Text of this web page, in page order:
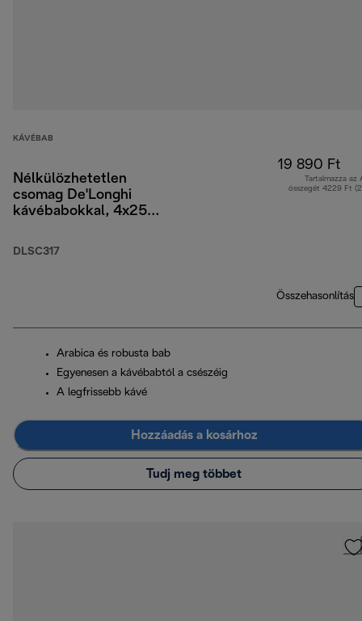
KÁVÉBAB
Nélkülözhetetlen
csomag De'Longhi
kávébabokkal, 4x250
és vízszűrő
DLSC317
19 890 Ft
Tartalmazza az
összegét 4229 Ft
Összehasonlítás
Arabica és robusta bab
Egyenesen a kávébabtól a csészéig
A legfrissebb kávé
Hozzáadás a kosárhoz
Tudj meg többet